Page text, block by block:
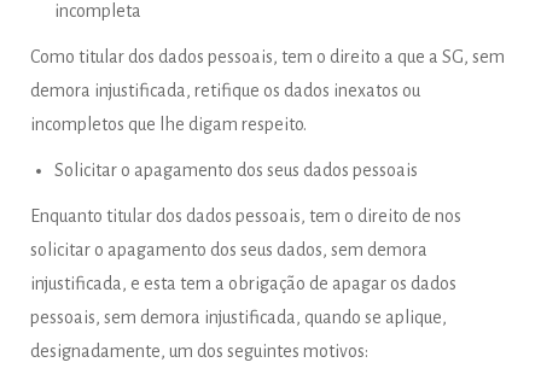
incompleta
Como titular dos dados pessoais, tem o direito a que a SG, sem
demora injustificada, retifique os dados inexatos ou
incompletos que lhe digam respeito.
Solicitar o apagamento dos seus dados pessoais
Enquanto titular dos dados pessoais, tem o direito de nos
solicitar o apagamento dos seus dados, sem demora
injustificada, e esta tem a obrigação de apagar os dados
pessoais, sem demora injustificada, quando se aplique,
designadamente, um dos seguintes motivos: